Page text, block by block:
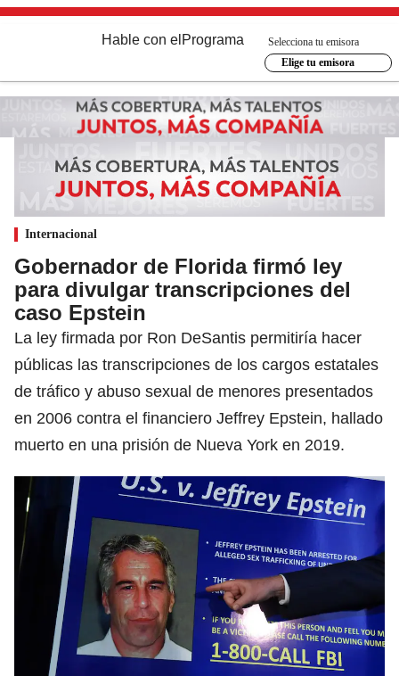
Hable con el Programa
Selecciona tu emisora
Elige tu emisora
Internacional
Gobernador de Florida firmó ley
para divulgar transcripciones del
caso Epstein
La ley firmada por Ron DeSantis permitiría hacer
públicas las transcripciones de los cargos estatales
de tráfico y abuso sexual de menores presentados
en 2006 contra el financiero Jeffrey Epstein, hallado
muerto en una prisión de Nueva York en 2019.